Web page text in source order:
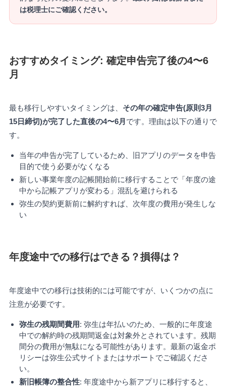
は税理士にご確認ください。
おすすめタイミング: 確定申告完了後の4〜6
月
最も移行しやすいタイミングは、 その年の確定申告(原則3月
15日締切)が完了した直後の4〜6月 です。理由は以下の通りで
す。
当年の申告が完了しているため、旧アプリのデータを申告
目的で使う必要がなくなる
新しい事業年度の記帳開始前に移行することで「年度の途
中から記帳アプリが変わる」混乱を避けられる
弥生の契約更新前に解約すれば、次年度の費用が発生しな
い
年度途中での移行はできる？損得は？
年度途中での移行は技術的には可能ですが、いくつかの点に
注意が必要です。
弥生の残期間費用: 弥生は年払いのため、一般的に年度途
中での解約時の残期間返金は対象外とされています。残期
間分の費用が無駄になる可能性があります。最新の返金ポ
リシーは弥生公式サイトまたはサポートでご確認くださ
い。
新旧帳簿の整合性: 年度途中から新アプリに移行すると、